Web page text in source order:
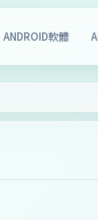
ANDROID軟體